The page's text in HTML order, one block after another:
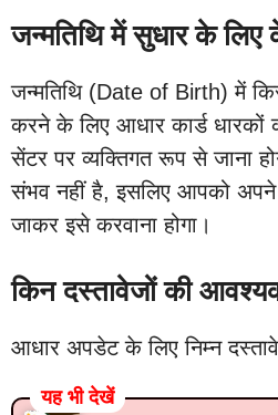
जन्मतिथि में सुधार के लिए
जन्मतिथि (Date of Birth) में
करने के लिए आधार कार्ड
सेंटर पर व्यक्तिगत रूप से जाना
संभव नहीं है, इसलिए आपको
जाकर इसे करवाना होगा।
किन दस्तावेजों की
आधार अपडेट के लिए निम्न
यह भी देखें